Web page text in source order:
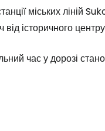
міських ліній
історичного
час у дорозі
Продовжуйте з
Продовжуйте у